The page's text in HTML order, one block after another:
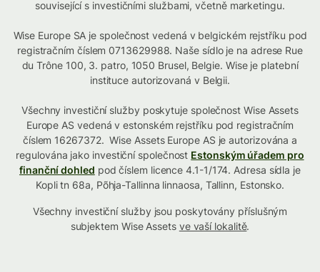
související s investičními službami, včetně marketingu.
Wise Europe SA je společnost vedená v belgickém rejstříku pod
registračním číslem 0713629988. Naše sídlo je na adrese Rue
du Trône 100, 3. patro, 1050 Brusel, Belgie. Wise je platební
instituce autorizovaná v Belgii.
Všechny investiční služby poskytuje společnost Wise Assets
Europe AS vedená v estonském rejstříku pod registračním
číslem 16267372. Wise Assets Europe AS je autorizována a
regulována jako investiční společnost Estonským úřadem pro
finanční dohled pod číslem licence 4.1-1/174. Adresa sídla je
Kopli tn 68a, Põhja-Tallinna linnaosa, Tallinn, Estonsko.
Všechny investiční služby jsou poskytovány příslušným
subjektem Wise Assets ve vaší lokalitě.